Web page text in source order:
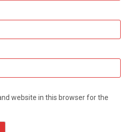
website in this browser for the